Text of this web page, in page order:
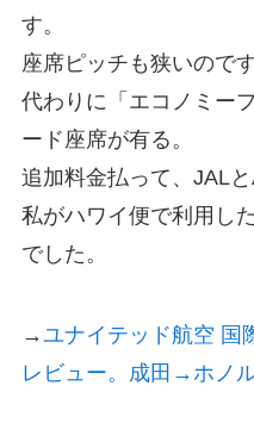
す。
座席ピッチも狭いのです
代わりに「エコノミー
ード座席が有る。
追加料金払って、JAL
私がハワイ便で利用し
でした。
→ユナイテッド航空 国
レビュー。成田→ホノル